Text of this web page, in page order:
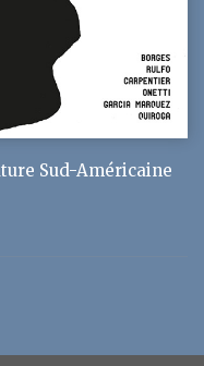
Sud-Américaine